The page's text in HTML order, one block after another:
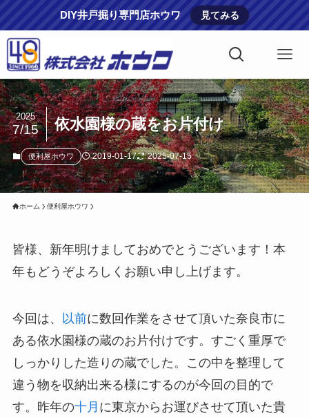
DIY井戸掘り専門店ホウワ 見てみる
依水園様の蔵をお片付け
2025
7/15
便利屋ホウワ 2019-01-17 2025-07-15
ホーム 便利屋ホウワ
皆様、新年明けましておめでとうございます！本
年もどうぞよろしくお願い申し上げます。
今回は、 以前に数回作業をさせて頂いた奈良市に
ある依水園様の蔵のお片付けです。すごく重厚で
しっかりした造りの蔵でした。この中を整理して
違う物を収納出来る様にするのが今回の目的で
す。昨年の十月 に東京からお運びさせて頂いた貴